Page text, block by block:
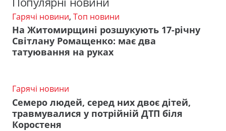
Гарячі новини, Топ новини
На Житомирщині розшукують 17-річну
Світлану Ромащенко: має два
татуювання на руках
Гарячі новини
Семеро людей, серед них двоє дітей,
травмувалися у потрійній ДТП біля
Коростеня